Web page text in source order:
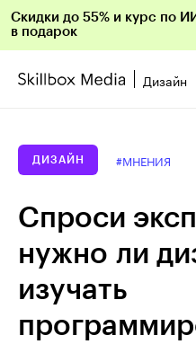
Скидки до 55% и курс по
в подарок
Дизайн
ДИЗАЙН #МНЕНИЯ
Спроси
нужно ли
изучать